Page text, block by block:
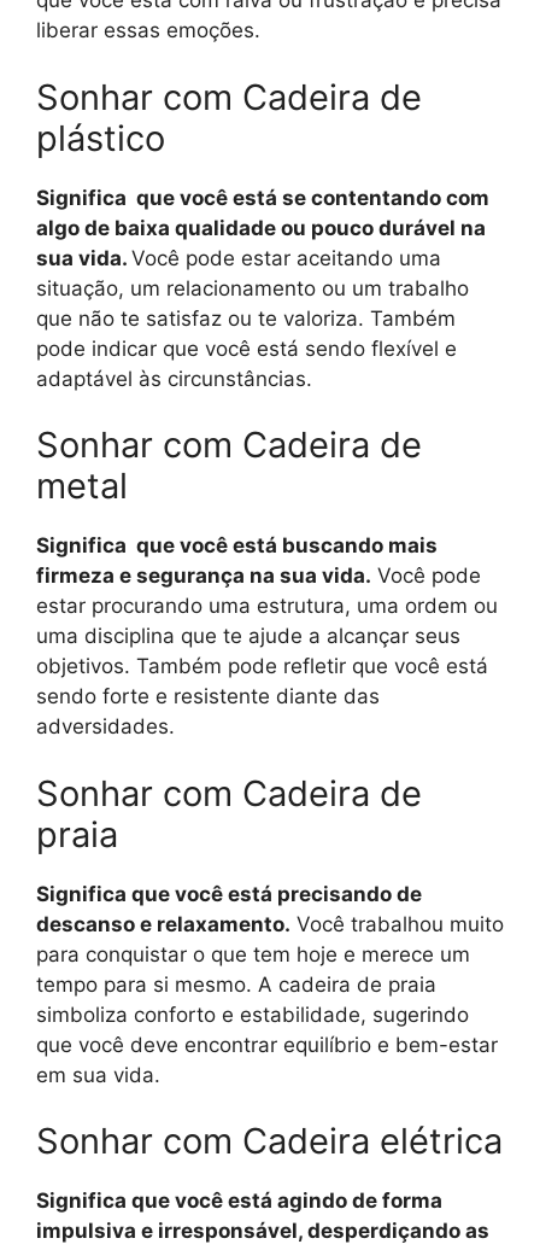
liberar essas emoções.
Sonhar com Cadeira de
plástico
Significa que você está se contentando com
algo de baixa qualidade ou pouco durável na
sua vida. Você pode estar aceitando uma
situação, um relacionamento ou um trabalho
que não te satisfaz ou te valoriza. Também
pode indicar que você está sendo flexível e
adaptável às circunstâncias.
Sonhar com Cadeira de
metal
Significa que você está buscando mais
firmeza e segurança na sua vida. Você pode
estar procurando uma estrutura, uma ordem ou
uma disciplina que te ajude a alcançar seus
objetivos. Também pode refletir que você está
sendo forte e resistente diante das
adversidades.
Sonhar com Cadeira de
praia
Significa que você está precisando de
descanso e relaxamento. Você trabalhou muito
para conquistar o que tem hoje e merece um
tempo para si mesmo. A cadeira de praia
simboliza conforto e estabilidade, sugerindo
que você deve encontrar equilíbrio e bem-estar
em sua vida.
Sonhar com Cadeira elétrica
Significa que você está agindo de forma
impulsiva e irresponsável, desperdiçando as